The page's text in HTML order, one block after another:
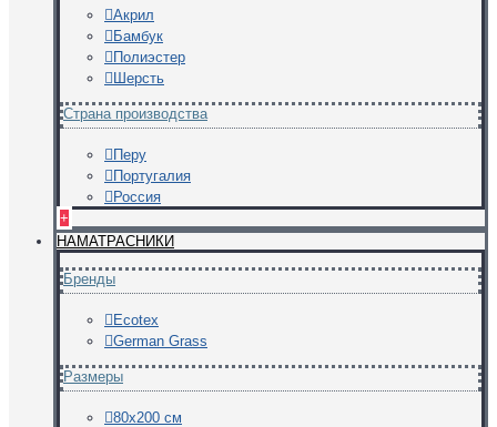
Акрил
Бамбук
Полиэстер
Шерсть
Страна производства
Перу
Португалия
Россия
+
НАМАТРАСНИКИ
Бренды
Ecotex
German Grass
Размеры
80х200 см